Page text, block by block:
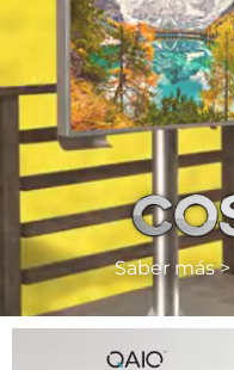
Saber más >